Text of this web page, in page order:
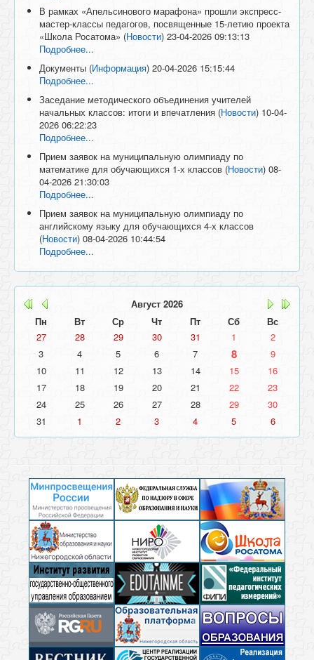
В рамках «Апельсинового марафона» прошли экспресс-
мастер-классы педагогов, посвященные 15-летию проекта
«Школа Росатома» (Новости) 23-04-2026 09:13:13
Подробнее...
Документы (Информация) 20-04-2026 15:15:44
Подробнее...
Заседание методического объединения учителей
начальных классов: итоги и впечатления (Новости) 10-04-
2026 06:22:23
Подробнее...
Прием заявок на муниципальную олимпиаду по
математике для обучающихся 1-х классов (Новости) 08-
04-2026 21:30:03
Подробнее...
Прием заявок на муниципальную олимпиаду по
английскому языку для обучающихся 4-х классов
(Новости) 08-04-2026 10:44:54
Подробнее...
Август 2026
Пн
Вт Ср Чт Пт Сб
Вс
27
28 29 30 31 1
2
3
4 5 6 7 8
9
10
11 12 13 14 15
16
17
18 19 20 21 22
23
24
25 26 27 28 29
30
31
1 2 3 4 5 6